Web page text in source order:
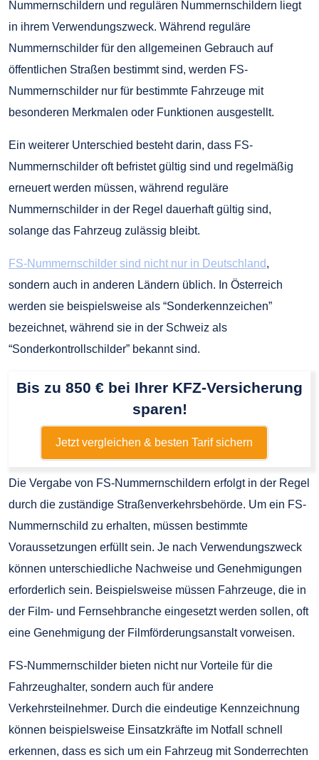
Nummernschildern und regulären Nummernschildern liegt
in ihrem Verwendungszweck. Während reguläre
Nummernschilder für den allgemeinen Gebrauch auf
öffentlichen Straßen bestimmt sind, werden FS-
Nummernschilder nur für bestimmte Fahrzeuge mit
besonderen Merkmalen oder Funktionen ausgestellt.
Ein weiterer Unterschied besteht darin, dass FS-
Nummernschilder oft befristet gültig sind und regelmäßig
erneuert werden müssen, während reguläre
Nummernschilder in der Regel dauerhaft gültig sind,
solange das Fahrzeug zulässig bleibt.
FS-Nummernschilder sind nicht nur in Deutschland,
sondern auch in anderen Ländern üblich. In Österreich
werden sie beispielsweise als “Sonderkennzeichen”
bezeichnet, während sie in der Schweiz als
“Sonderkontrollschilder” bekannt sind.
Bis zu 850 € bei Ihrer KFZ-Versicherung
sparen!
Jetzt vergleichen & besten Tarif sichern
Die Vergabe von FS-Nummernschildern erfolgt in der Regel
durch die zuständige Straßenverkehrsbehörde. Um ein FS-
Nummernschild zu erhalten, müssen bestimmte
Voraussetzungen erfüllt sein. Je nach Verwendungszweck
können unterschiedliche Nachweise und Genehmigungen
erforderlich sein. Beispielsweise müssen Fahrzeuge, die in
der Film- und Fernsehbranche eingesetzt werden sollen, oft
eine Genehmigung der Filmförderungsanstalt vorweisen.
FS-Nummernschilder bieten nicht nur Vorteile für die
Fahrzeughalter, sondern auch für andere
Verkehrsteilnehmer. Durch die eindeutige Kennzeichnung
können beispielsweise Einsatzkräfte im Notfall schnell
erkennen, dass es sich um ein Fahrzeug mit Sonderrechten